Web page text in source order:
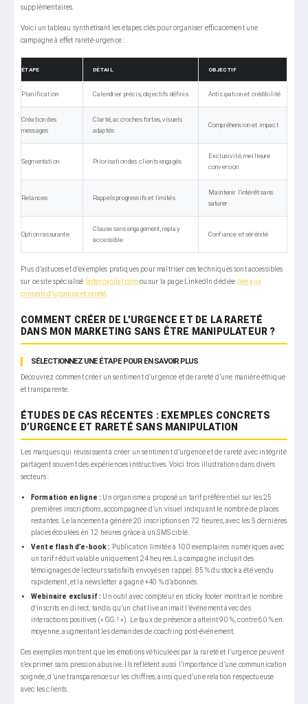
supplémentaires.
Voici un tableau synthétisant les étapes clés pour organiser efficacement une
campagne à effet rareté-urgence :
ÉTAPE DÉTAIL OBJECTIF
Planification Calendrier précis, objectifs définis Anticipation et crédibilité
Création des
messages
Clarté, accroches fortes, visuels
adaptés
Compréhension et impact
Segmentation Priorisation des clients engagés
Exclusivité, meilleure
conversion
Relances Rappels progressifs et limités
Maintenir l’intérêt sans
saturer
Option rassurante
Clause sans engagement, replay
accessible
Confiance et sérénité
Plus d’astuces et d’exemples pratiques pour maîtriser ces techniques sont accessibles
sur ce site spécialisé fastercapital.com ou sur la page LinkedIn dédiée liée aux
conseils d’urgence et rareté
COMMENT CRÉER DE L’URGENCE ET DE LA RARETÉ
DANS MON MARKETING SANS ÊTRE MANIPULATEUR ?
SÉLECTIONNEZ UNE ÉTAPE POUR EN SAVOIR PLUS
Découvrez comment créer un sentiment d’urgence et de rareté d’une manière éthique
et transparente.
ÉTUDES DE CAS RÉCENTES : EXEMPLES CONCRETS
D’URGENCE ET RARETÉ SANS MANIPULATION
Les marques qui réussissent à créer un sentiment d’urgence et de rareté avec intégrité
partagent souvent des expériences instructives. Voici trois illustrations dans divers
secteurs :
Formation en ligne : Un organisme a proposé un tarif préférentiel sur les 25
premières inscriptions, accompagnée d’un visuel indiquant le nombre de places
restantes. Le lancement a généré 20 inscriptions en 72 heures, avec les 5 dernières
places écoulées en 12 heures grâce à un SMS ciblé.
Vente flash d’e-book : Publication limitée à 100 exemplaires numériques avec
un tarif réduit valable uniquement 24 heures. La campagne incluait des
témoignages de lecteurs satisfaits envoyés en rappel. 85 % du stock a été vendu
rapidement, et la newsletter a gagné +40 % d’abonnés.
Webinaire exclusif : Un outil avec compteur en sticky footer montrait le nombre
d’inscrits en direct, tandis qu’un chat live animait l’événement avec des
interactions positives (« GG ! »). Le taux de présence a atteint 90 %, contre 60 % en
moyenne, augmentant les demandes de coaching post-événement.
Ces exemples montrent que les émotions véhiculées par la rareté et l’urgence peuvent
s’exprimer sans pression abusive. Ils reflètent aussi l’importance d’une communication
soignée, d’une transparence sur les chiffres, ainsi que d’une relation respectueuse
avec les clients.